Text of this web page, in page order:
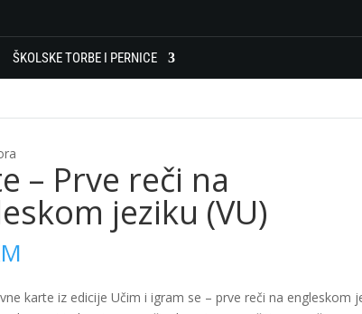
ŠKOLSKE TORBE I PERNICE
– Prve reči na
jeziku (VU)
karte iz edicije Učim i igram se – prve reči na engleskom